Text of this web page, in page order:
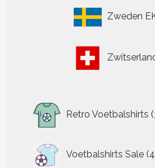
Zweden
Retro Voetbalshirts
Voetbalshirts Sale